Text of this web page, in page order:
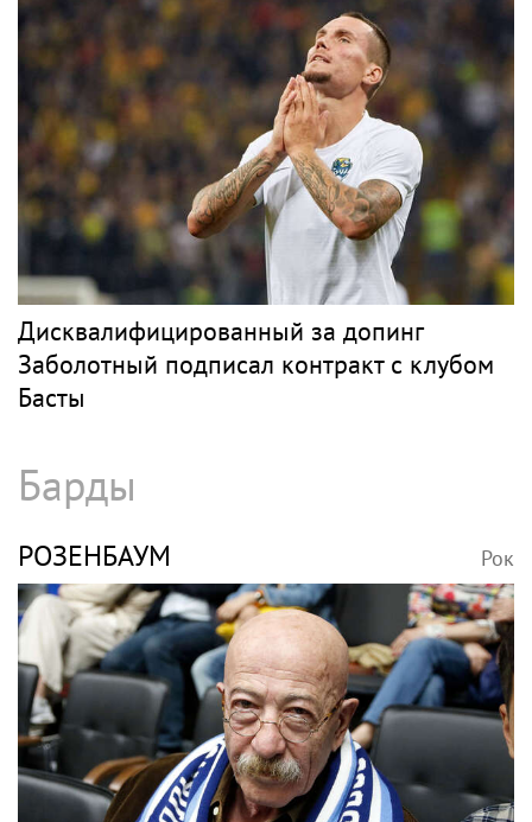
Григорий Лепс отменил концерты в Крыму
Рэп
МОРГЕНШТЕРН Рок
Рэпер Моргенштерн исполнил на концерте
песню Мии Бойки "Базовый минимум"
БАСТА Рок